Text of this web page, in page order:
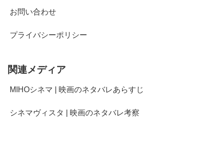
お問い合わせ
プライバシーポリシー
関連メディア
MIHOシネマ | 映画のネタバレあらすじ
シネマヴィスタ | 映画のネタバレ考察